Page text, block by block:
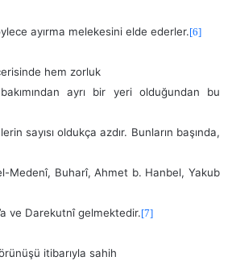
ayırma melekesini elde ederler.[6]
hem zorluk
ayrı bir yeri olduğundan bu
sayısı oldukça azdır. Bunların başında,
Medenî, Buharî, Ahmet b. Hanbel, Yakub
ve Darekutnî gelmektedir.[7]
itibarıyla sahih